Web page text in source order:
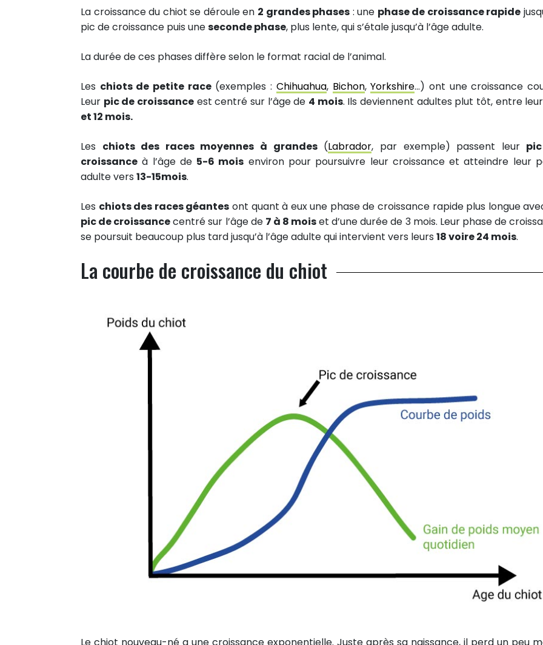
La croissance du chiot se déroule en 2 grandes phases : une phase de croissance rapide
pic de croissance puis uneseconde phase, plus lente, qui s’étale jusqu’à l’âge adulte.
La durée de ces phases diffère selon le format racial de l’animal.
Les chiots de petite race(exemples : Chihuahua, Bichon,Yorkshire…) ont une croissance
Leur pic de croissance est centré sur l’âge de 4 mois. Ils deviennent adultes plut tôt, entre
et 12 mois.
Les chiots des races moyennes à grandes(Labrador, par exemple) passent leur
croissance à l’âge de 5-6 mois environ pour poursuivre leur croissance et atteindre leur
adulte vers 13-15mois.
Les chiots des races géantes ont quant à eux une phase de croissance rapide plus longue
pic de croissancecentré sur l’âge de 7 à 8 moiset d’une durée de 3 mois. Leur phase de
se poursuit beaucoup plus tard jusqu’à l’âge adulte qui intervient vers leurs 18 voire 24 mois.
La courbe de croissance du chiot
Le chiot nouveau-né a une croissance exponentielle. Juste après sa naissance, il perd un peu